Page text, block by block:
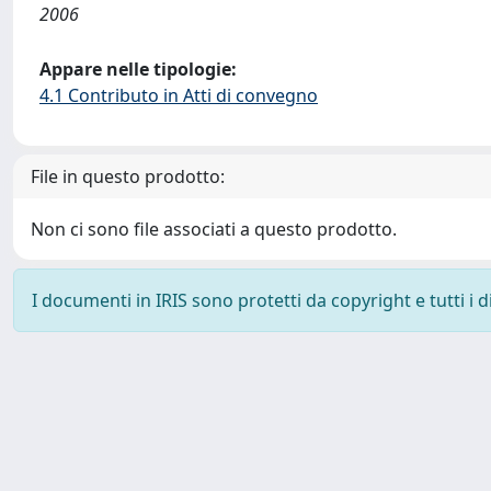
2006
Appare nelle tipologie:
4.1 Contributo in Atti di convegno
File in questo prodotto:
Non ci sono file associati a questo prodotto.
I documenti in IRIS sono protetti da copyright e tutti i